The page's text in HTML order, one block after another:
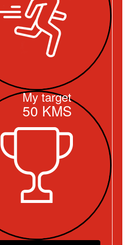
My target
50 KMS